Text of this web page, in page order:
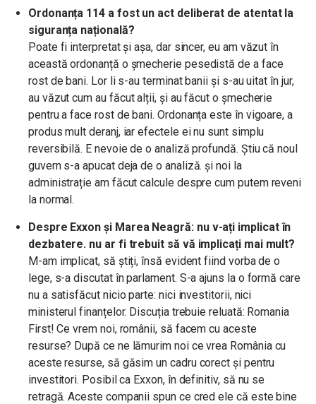
Ordonanța 114 a fost un act deliberat de atentat la
siguranța națională?
Poate fi interpretat și așa, dar sincer, eu am văzut în
această ordonanță o șmecherie pesedistă de a face
rost de bani. Lor li s-au terminat banii și s-au uitat în jur,
au văzut cum au făcut alții, și au făcut o șmecherie
pentru a face rost de bani. Ordonanța este în vigoare, a
produs mult deranj, iar efectele ei nu sunt simplu
reversibilă. E nevoie de o analiză profundă. Știu că noul
guvern s-a apucat deja de o analiză. și noi la
administrație am făcut calcule despre cum putem reveni
la normal.
Despre Exxon și Marea Neagră: nu v-ați implicat în
dezbatere. nu ar fi trebuit să vă implicați mai mult?
M-am implicat, să știți, însă evident fiind vorba de o
lege, s-a discutat în parlament. S-a ajuns la o formă care
nu a satisfăcut nicio parte: nici investitorii, nici
ministerul finanțelor. Discuția trebuie reluată: Romania
First! Ce vrem noi, românii, să facem cu aceste
resurse? După ce ne lămurim noi ce vrea România cu
aceste resurse, să găsim un cadru corect și pentru
investitori. Posibil ca Exxon, în definitiv, să nu se
retragă. Aceste companii spun ce cred ele că este bine